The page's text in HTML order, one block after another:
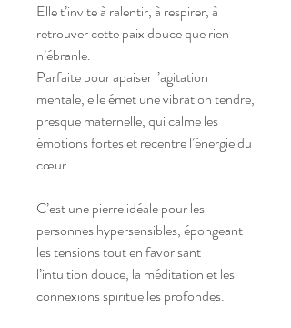
Elle t’invite à ralentir, à respirer, à
retrouver cette paix douce que rien
n’ébranle.
Parfaite pour apaiser l’agitation
mentale, elle émet une vibration tendre,
presque maternelle, qui calme les
émotions fortes et recentre l’énergie du
cœur.
C’est une pierre idéale pour les
personnes hypersensibles, épongeant
les tensions tout en favorisant
l’intuition douce, la méditation et les
connexions spirituelles profondes.